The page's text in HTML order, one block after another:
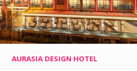
AURASIA DESIGN HOTEL